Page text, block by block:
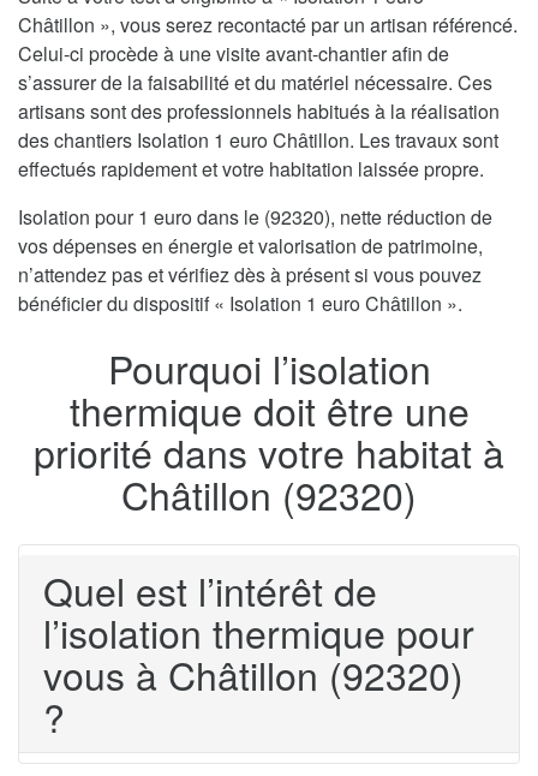
Châtillon », vous serez recontacté par un artisan référencé.
Celui-ci procède à une visite avant-chantier afin de
s’assurer de la faisabilité et du matériel nécessaire. Ces
artisans sont des professionnels habitués à la réalisation
des chantiers Isolation 1 euro Châtillon. Les travaux sont
effectués rapidement et votre habitation laissée propre.
Isolation pour 1 euro dans le (92320), nette réduction de
vos dépenses en énergie et valorisation de patrimoine,
n’attendez pas et vérifiez dès à présent si vous pouvez
bénéficier du dispositif « Isolation 1 euro Châtillon ».
Pourquoi l’isolation
thermique doit être une
priorité dans votre habitat à
Châtillon (92320)
Quel est l’intérêt de
l’isolation thermique pour
vous à Châtillon (92320)
?